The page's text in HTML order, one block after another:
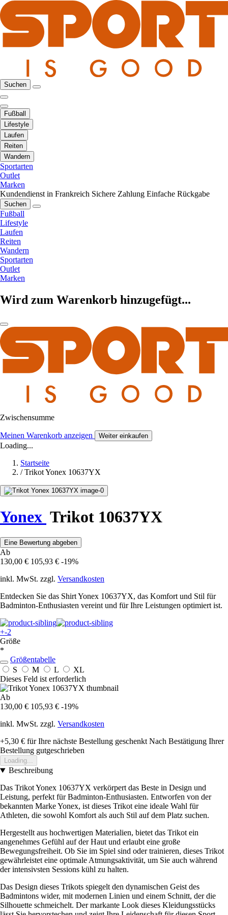
Suchen
Fußball
Lifestyle
Laufen
Reiten
Wandern
Sportarten
Outlet
Marken
Kundendienst in Frankreich Sichere Zahlung Einfache Rückgabe
Suchen
Fußball
Lifestyle
Laufen
Reiten
Wandern
Sportarten
Outlet
Marken
Wird zum Warenkorb hinzugefügt...
Zwischensumme
Meinen Warenkorb anzeigen Weiter einkaufen
Loading...
Startseite
/ Trikot Yonex 10637YX
Yonex Trikot 10637YX
Eine Bewertung abgeben
Ab
130,00 € 105,93 € -19%
inkl. MwSt. zzgl. Versandkosten
Entdecken Sie das Shirt Yonex 10637YX, das Komfort und Stil für
Badminton-Enthusiasten vereint und für Ihre Leistungen optimiert ist.
+-2
Größe
*
Größentabelle
S
M L
XL
Dieses Feld ist erforderlich
Ab
130,00 € 105,93 € -19%
inkl. MwSt. zzgl. Versandkosten
+5,30 € für Ihre nächste Bestellung geschenkt Nach Bestätigung Ihrer
Bestellung gutgeschrieben
Loading...
Beschreibung
Das Trikot Yonex 10637YX verkörpert das Beste in Design und
Leistung, perfekt für Badminton-Enthusiasten. Entworfen von der
bekannten Marke Yonex, ist dieses Trikot eine ideale Wahl für
Athleten, die sowohl Komfort als auch Stil auf dem Platz suchen.
Hergestellt aus hochwertigen Materialien, bietet das Trikot ein
angenehmes Gefühl auf der Haut und erlaubt eine große
Bewegungsfreiheit. Ob Sie im Spiel sind oder trainieren, dieses Trikot
gewährleistet eine optimale Atmungsaktivität, um Sie auch während
der intensivsten Sessions kühl zu halten.
Das Design dieses Trikots spiegelt den dynamischen Geist des
Badmintons wider, mit modernen Linien und einem Schnitt, der die
Silhouette schmeichelt. Der markante Look dieses Kleidungsstücks